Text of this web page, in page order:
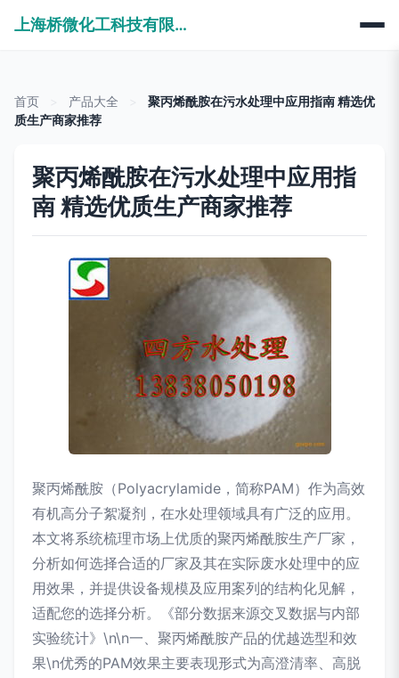
上海桥微化工科技有限公司
首页 产品大全
聚丙烯酰胺在污水处理中应用指南 精选优
质生产商家推荐
聚丙烯酰胺在污水处理中应用指
南 精选优质生产商家推荐
聚丙烯酰胺（Polyacrylamide，简称PAM）作为高效
有机高分子絮凝剂，在水处理领域具有广泛的应用。
本文将系统梳理市场上优质的聚丙烯酰胺生产厂家，
分析如何选择合适的厂家及其在实际废水处理中的应
用效果，并提供设备规模及应用案列的结构化见解，
适配您的选择分析。《部分数据来源交叉数据与内部
实验统计》\n\n一、聚丙烯酰胺产品的优越选型和效
果\n优秀的PAM效果主要表现形式为高澄清率、高脱